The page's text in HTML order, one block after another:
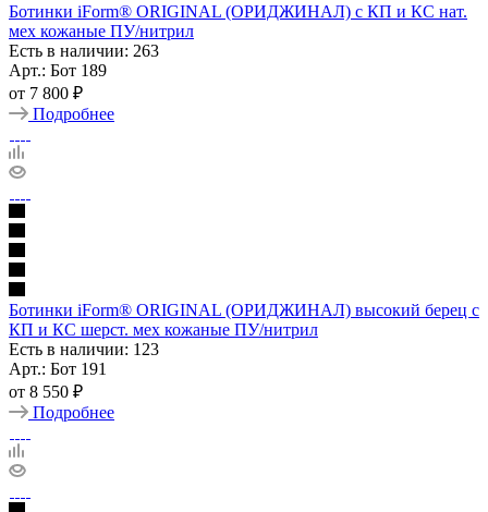
Ботинки iForm® ORIGINAL (ОРИДЖИНАЛ) с КП и КС нат.
мех кожаные ПУ/нитрил
Есть в наличии: 263
Арт.: Бот 189
от 7 800 ₽
Подробнее
Ботинки iForm® ORIGINAL (ОРИДЖИНАЛ) высокий берец с
КП и КС шерст. мех кожаные ПУ/нитрил
Есть в наличии: 123
Арт.: Бот 191
от 8 550 ₽
Подробнее